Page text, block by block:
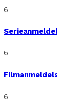
6
6
6